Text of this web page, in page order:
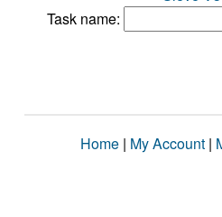
Task name:
Home | My Account |